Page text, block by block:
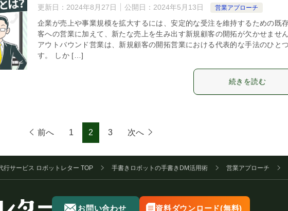
更新日： 2024年8月27日 公開日： 2024年5月13日 営業アプローチ
企業が売上や事業規模を拡大するには、安定的な受注を維持するための既
客への営業に加えて、新たな売上を生み出す新規顧客の開拓が欠かせません
アウトバウンド営業は、新規顧客の開拓営業における代表的な手法のひと
す。 しか […]
続きを読む
前へ 1 2 3 次へ
行サービス ロボットレター TOP 手書きロボットの手書きDM活用術 営業アプローチ
お問い合わせ 資料ダウンロード(無料)